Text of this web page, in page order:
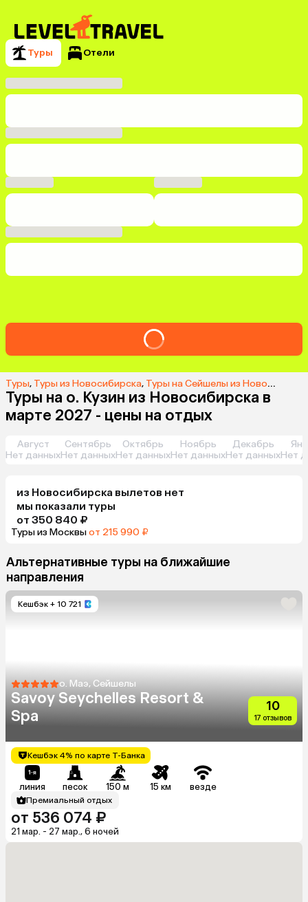
Туры Отели
Туры, Туры из Новосибирска, Туры на Сейшелы из Новосибирска
Туры на о. Кузин из Новосибирска в
марте 2027 - цены на отдых
Август
Нет данных
Сентябрь
Нет данных
Октябрь
Нет данных
Ноябрь
Нет данных
Декабрь
Нет данныхНет
из Новосибирска вылетов нет
мы показали туры
от 350 840 ₽
Туры из Москвыот 215 990 ₽
Альтернативные туры на ближайшие
направления
Кешбэк + 10 721
о. Маэ, Сейшелы
Savoy Seychelles Resort &
Spa
10
17 отзывов
Кешбэк 4% по карте Т-Банка
линия песок 150 м 15 км везде
Премиальный отдых
от 536 074 ₽
21 мар. - 27 мар., 6 ночей